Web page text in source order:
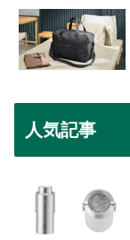
人気記事